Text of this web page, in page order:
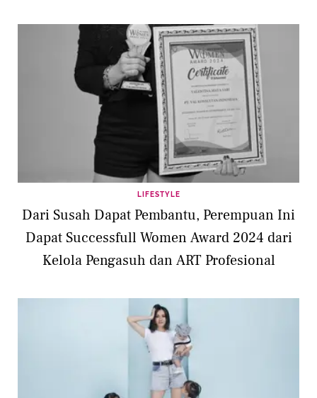
LIFESTYLE
Dari Susah Dapat Pembantu, Perempuan Ini
Dapat Successfull Women Award 2024 dari
Kelola Pengasuh dan ART Profesional